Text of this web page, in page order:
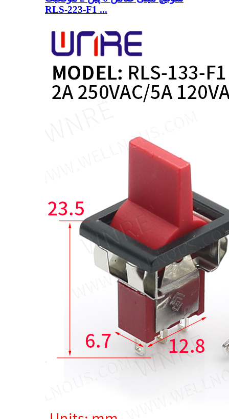
RLS-223-F1 ...